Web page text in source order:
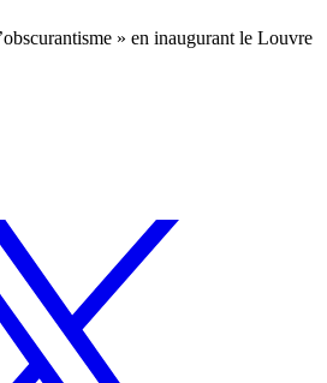
» en inaugurant le Louvre